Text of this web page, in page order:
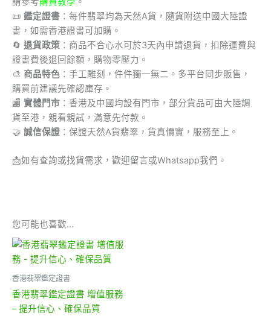
📜 鑑定證書 ：每件翡翠均為天然A貨，隨貨附送中國大陸證
書，如需香港證書可加購。
🔄 退貨政策 ：商品不合心水可於3天內申請退貨，扣除運費與
證書費後退回餘額，購物零壓力。
🎨 商品特色 ：手工雕刻，件件獨一無二。多平台同步販售，
購買前建議先確認庫存。
🏬 實體門市 ：香港及中國均設有門市，部分貨品可由大陸調
貨至港，親看親試，滿意先付款。
🤝 誠信保證 ：保證天然A貨翡翠，貨真價實，服務至上。
📩如有查詢或找貨需求，歡迎留言或Whatsapp我們。
您可能也喜歡…
香港翡翠鑑定證書
香港翡翠鑑定證書 增值服務
– 提升信心、確保品質